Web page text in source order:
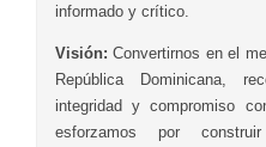
informado y crítico.
Visión: Convertirnos en el
República Dominicana,
integridad y compromiso
esforzamos por